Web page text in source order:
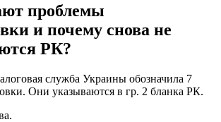
проблемы
и почему снова не
РК?
служба Украины обозначила 7
Они указываются в гр. 2 бланка РК.